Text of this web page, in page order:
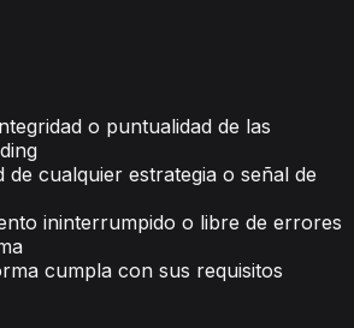
o puntualidad de las
de cualquier estrategia o señal de
ininterrumpido o libre de errores
cumpla con sus requisitos